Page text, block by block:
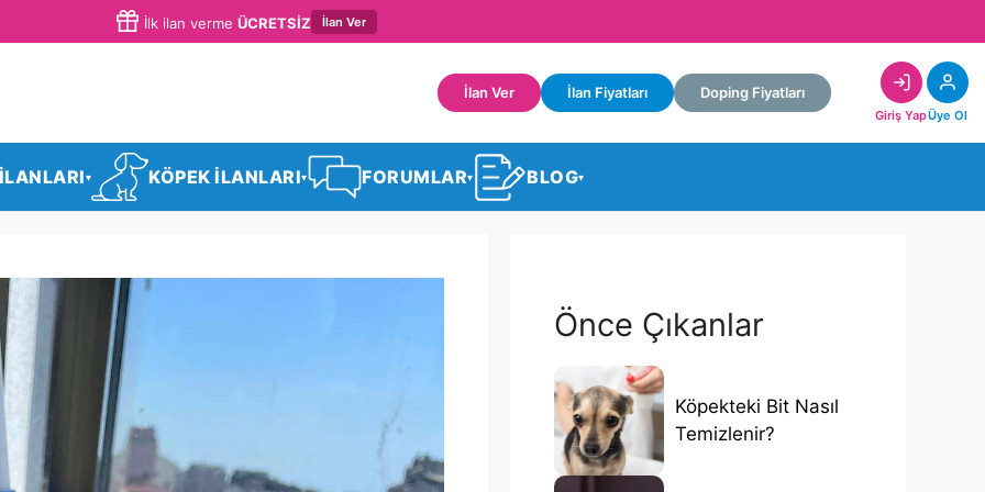
İlk ilan verme ÜCRETSİZ İlan Ver
İlan Ver İlan Fiyatları Doping Fiyatları
Giriş YapÜye Ol
▾ KÖPEK İLANLARI▾ FORUMLAR▾ BLOG▾
Önce Çıkanlar
Köpekteki Bit Nasıl
Temizlenir?